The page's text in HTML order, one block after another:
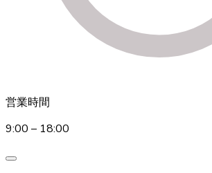
営業時間
9:00 – 18:00